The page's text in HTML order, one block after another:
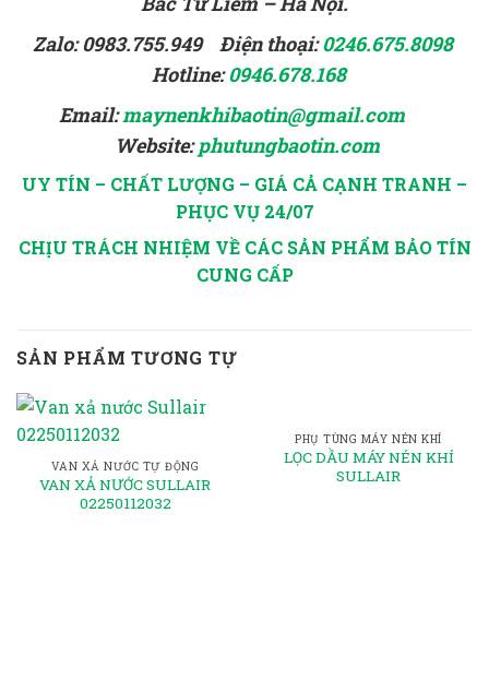
Zalo: 0983.755.949 Điện thoại:0246.675.8098
Hotline:0946.678.168
Email:maynenkhibaotin@gmail.com
Website:phutungbaotin.com
UY TÍN – CHẤT LƯỢNG – GIÁ CẢ CẠNH TRANH –
PHỤC VỤ 24/07
CHỊU TRÁCH NHIỆM VỀ CÁC SẢN PHẨM BẢO TÍN
CUNG CẤP
SẢN PHẨM TƯƠNG TỰ
VAN XẢ NƯỚC TỰ ĐỘNG
VAN XẢ NƯỚC SULLAIR
02250112032
PHỤ TÙNG MÁY NÉN KHÍ
LỌC DẦU MÁY NÉN KHÍ
SULLAIR